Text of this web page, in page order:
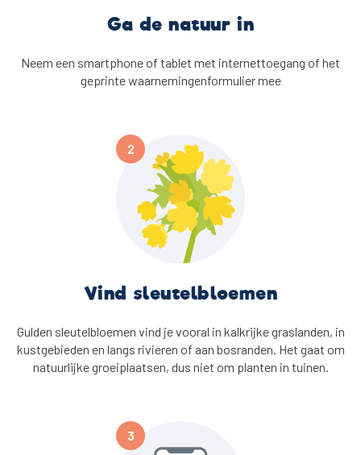
Ga de natuur in
Neem een smartphone of tablet met internettoegang of het
geprinte waarnemingenformulier mee
Vind sleutelbloemen
Gulden sleutelbloemen vind je vooral in kalkrijke graslanden, in
kustgebieden en langs rivieren of aan bosranden. Het gaat om
natuurlijke groeiplaatsen, dus niet om planten in tuinen.